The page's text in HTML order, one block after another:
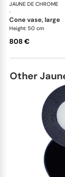
JAUNE DE CHROME
·
cone vase, large
Height: 50 cm
808 €
Other